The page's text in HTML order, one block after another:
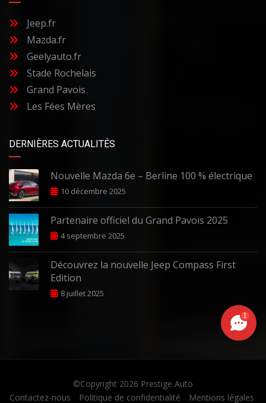
Jeep.fr
Mazda.fr
Geelyauto.fr
Stade Rochelais
Grand Pavois
Les Fées Mères
DERNIÈRES ACTUALITÉS
Nouvelle Mazda 6e – Berline 100 % électrique
10 décembre 2025
Partenaire officiel du Grand Pavois 2025
4 septembre 2025
Découvrez la nouvelle Jeep Compass First
Edition
8 juillet 2025
©Copyright 2026 Prestige Auto
Contactez-nous
Politique de confidentialité Mentions légales
1